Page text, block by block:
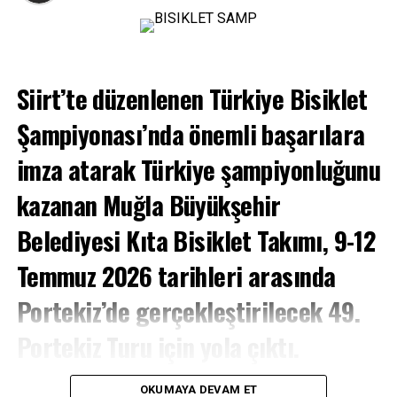
Bu yıl kurslar, Bodrum Belediyesinin kendi eğitmenleri ve
cankurtaranları eşliğinde, tamamen belediyenin kendi
alınmıyor. Ancak bekleme alanındaki ekranlar sayesinde,
Siirt’te düzenlenen Türkiye Bisiklet
Şampiyonası’nda önemli başarılara
imza atarak Türkiye şampiyonluğunu
kazanan Muğla Büyükşehir
Belediyesi Kıta Bisiklet Takımı, 9-12
Temmuz 2026 tarihleri arasında
Portekiz’de gerçekleştirilecek 49.
SPORTRE
-Muğla Büyükşehir Belediyesi Kıta Bisiklet
OKUMAYA DEVAM ET